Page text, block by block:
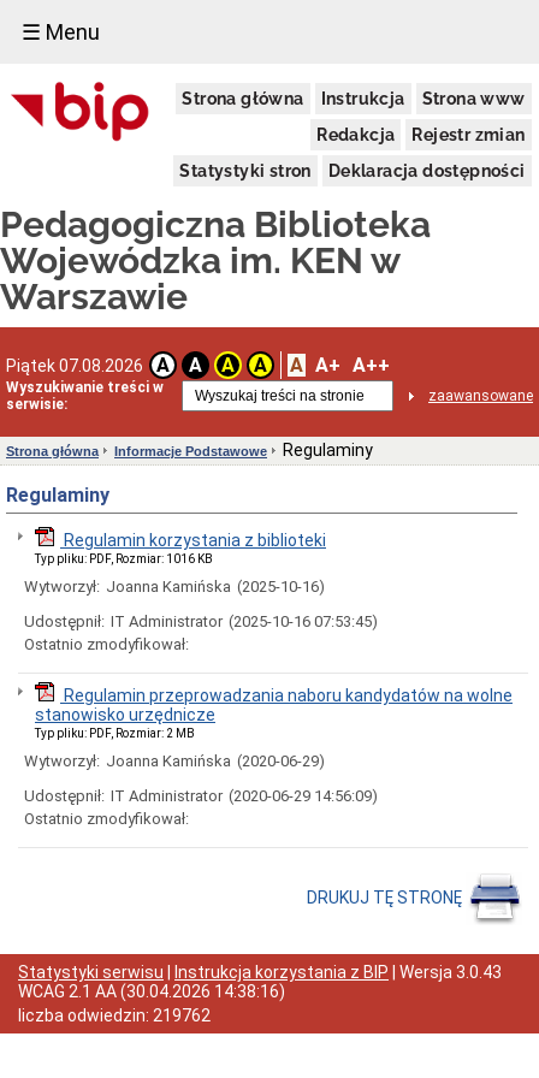
☰ Menu
Strona główna Instrukcja
Strona www
Redakcja
Rejestr zmian
Statystyki stron
Deklaracja dostępności
Pedagogiczna Biblioteka
Wojewódzka im. KEN w
Warszawie
Piątek 07.08.2026 A A A A A A+ A++
Wyszukiwanie treści w
serwisie:
zaawansowane
Informacje
Podstawowe
Dane
zadania
Statut
biblioteki
Struktura
organizacyjna
organizacyjny
PBW
Regulaminy
Skargi
i
Deklaracja
dostępności
Raport
stanie
zapewniania
dostępności
rzecz
poprawy
zapewniania
dostępności
ze
szczególnymi
zgłoszeń
wewnętrznych
Finanse
Sprawozdanie
Strona główna Informacje Podstawowe Regulaminy
Regulaminy
Regulamin korzystania z biblioteki
Typ pliku: PDF, Rozmiar: 1016 KB
Wytworzył: Joanna Kamińska (2025-10-16)
Udostępnił: IT Administrator (2025-10-16 07:53:45)
Ostatnio zmodyfikował:
Regulamin przeprowadzania naboru kandydatów na wolne
stanowisko urzędnicze
Typ pliku: PDF, Rozmiar: 2 MB
Wytworzył: Joanna Kamińska (2020-06-29)
Udostępnił: IT Administrator (2020-06-29 14:56:09)
Ostatnio zmodyfikował:
DRUKUJ TĘ STRONĘ
Statystyki serwisu Instrukcja korzystania z BIP | Wersja 3.0.43
WCAG 2.1 AA(30.04.2026 14:38:16)
liczba odwiedzin: 219762